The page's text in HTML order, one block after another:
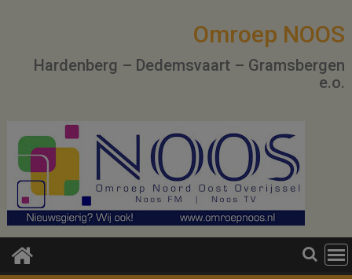
Omroep NOOS
Hardenberg – Dedemsvaart – Gramsbergen
e.o.